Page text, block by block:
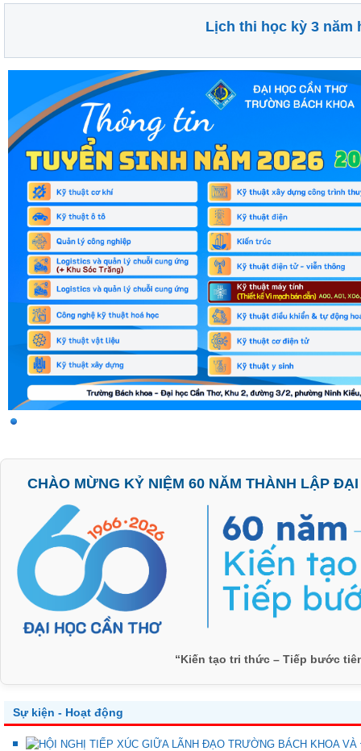
Lịch thi học kỳ 3 năm
CHÀO MỪNG KỶ NIỆM 60 NĂM THÀNH LẬP
“Kiến tạo tri thức – Tiếp bước
Sự kiện - Hoạt động